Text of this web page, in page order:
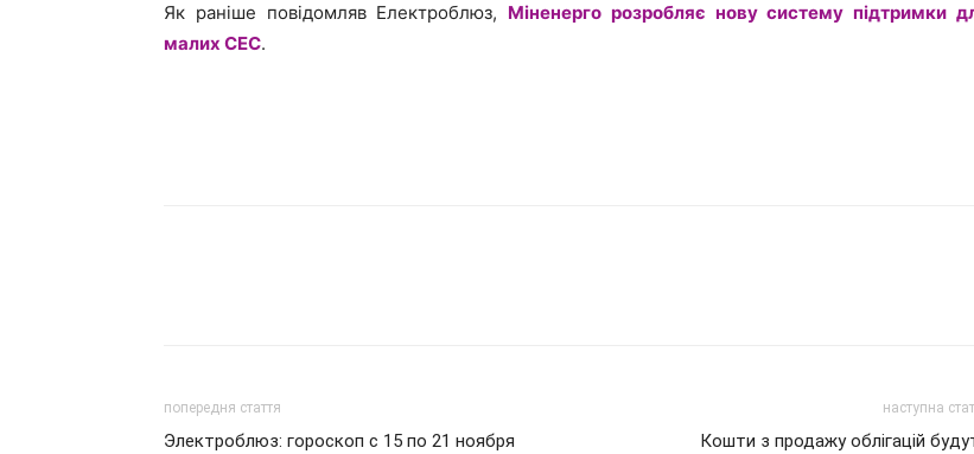
Як раніше повідомляв Електроблюз, Міненерго розробляє нову систему підтримки
малих СЕС.
попередня стаття
Электроблюз: гороскоп с 15 по 21 ноября
наступна
Кошти з продажу облігацій